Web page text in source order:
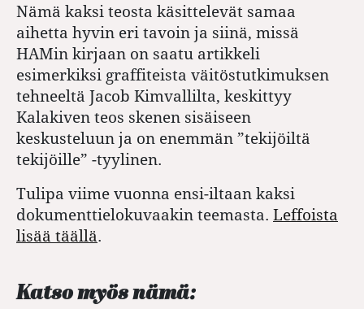
Nämä kaksi teosta käsittelevät samaa
aihetta hyvin eri tavoin ja siinä, missä
HAMin kirjaan on saatu artikkeli
esimerkiksi graffiteista väitöstutkimuksen
tehneeltä Jacob Kimvallilta, keskittyy
Kalakiven teos skenen sisäiseen
keskusteluun ja on enemmän ”tekijöiltä
tekijöille” -tyylinen.
Tulipa viime vuonna ensi-iltaan kaksi
dokumenttielokuvaakin teemasta. Leffoista
lisää täällä.
Katso myös nämä: